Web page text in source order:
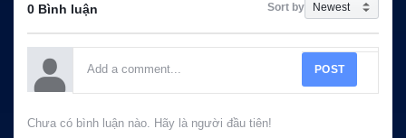
0 Bình luận Sort by
POST
Chưa có bình luận nào. Hãy là người đầu tiên!